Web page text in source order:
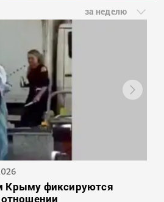
за неделю
Крыму фиксируются
отношении